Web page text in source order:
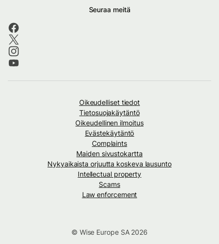
Seuraa meitä
Oikeudelliset tiedot
Tietosuojakäytäntö
Oikeudellinen ilmoitus
Evästekäytäntö
Complaints
Maiden sivustokartta
Nykyaikaista orjuutta koskeva lausunto
Intellectual property
Scams
Law enforcement
© Wise Europe SA 2026